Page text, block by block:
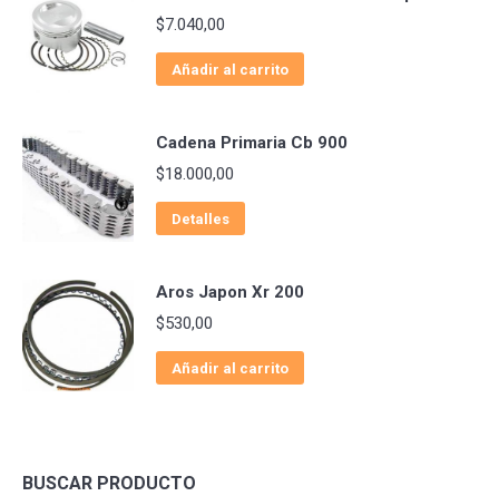
$7.040,00
Añadir al carrito
Cadena Primaria Cb 900
$18.000,00
Detalles
Aros Japon Xr 200
$530,00
Añadir al carrito
BUSCAR PRODUCTO